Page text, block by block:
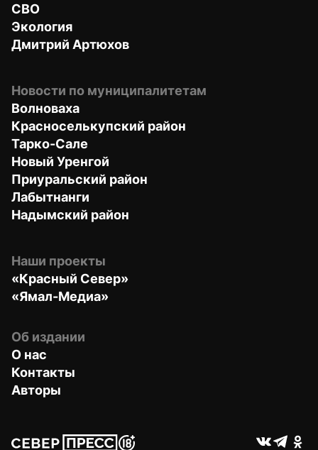
СВО
Экология
Дмитрий Артюхов
Новости по муниципалитетам
Волноваха
Красноселькупский район
Тарко-Сале
Новый Уренгой
Приуральский район
Лабытнанги
Надымский район
Наши проекты
«Красный Север»
«Ямал-Медиа»
Об издании
О нас
Контакты
Авторы